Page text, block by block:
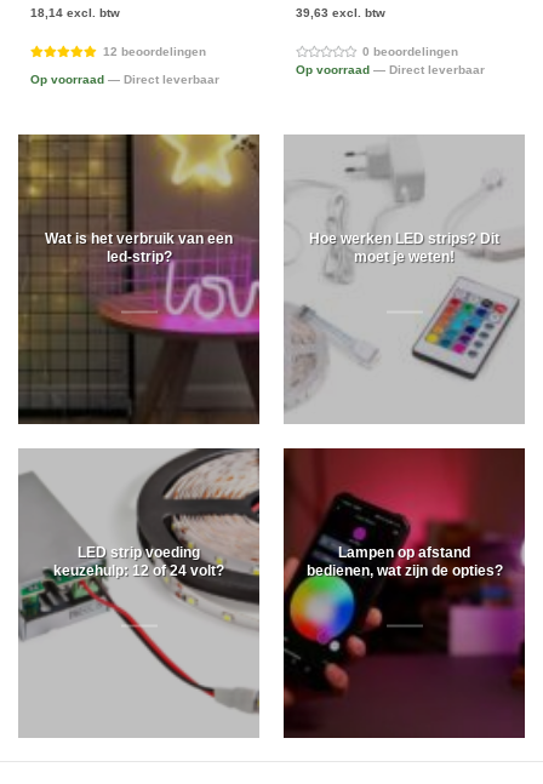
18,14 excl. btw
12 beoordelingen
Op voorraad — Direct leverbaar
39,63 excl. btw
0 beoordelingen
Op voorraad — Direct leverbaar
Wat is het verbruik van een
led-strip?
Hoe werken LED strips? Dit
moet je weten!
LED strip voeding
keuzehulp: 12 of 24 volt?
Lampen op afstand
bedienen, wat zijn de opties?